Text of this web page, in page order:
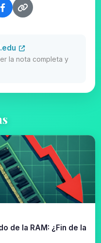
la nota completa y
de la RAM: ¿Fin de la